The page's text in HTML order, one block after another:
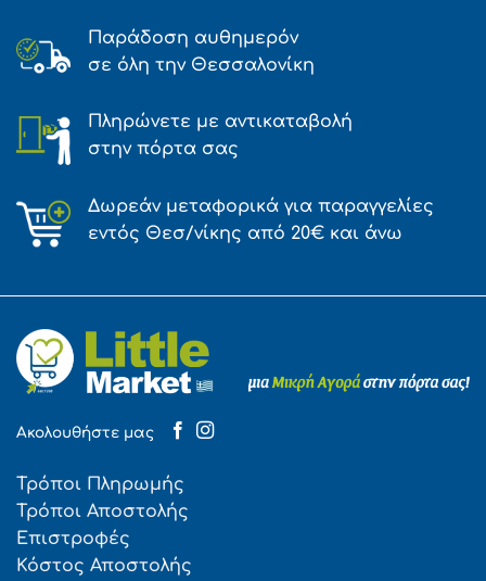
Παράδοση αυθημερόν
σε όλη την Θεσσαλονίκη
Πληρώνετε με αντικαταβολή
στην πόρτα σας
Δωρεάν μεταφορικά για παραγγελίες
εντός Θεσ/νίκης από 20€ και άνω
Ακολουθήστε μας
Τρόποι Πληρωμής
Τρόποι Αποστολής
Επιστροφές
Κόστος Αποστολής